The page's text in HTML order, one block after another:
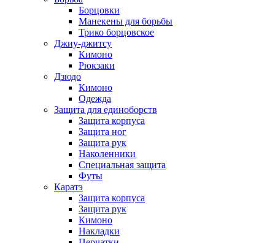
Борцовки
Манекены для борьбы
Трико борцовское
Джиу-джитсу
Кимоно
Рюкзаки
Дзюдо
Кимоно
Одежда
Защита для единоборств
Защита корпуса
Защита ног
Защита рук
Наколенники
Специальная защита
Футы
Каратэ
Защита корпуса
Защита рук
Кимоно
Накладки